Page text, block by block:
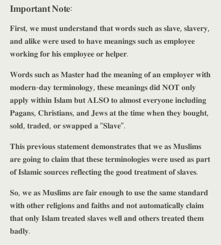
𝐈𝐦𝐩𝐨𝐫𝐭𝐚𝐧𝐭 𝐍𝐨𝐭𝐞:
𝐅𝐢𝐫𝐬𝐭, 𝐰𝐞 𝐦𝐮𝐬𝐭 𝐮𝐧𝐝𝐞𝐫𝐬𝐭𝐚𝐧𝐝 𝐭𝐡𝐚𝐭 𝐰𝐨𝐫𝐝𝐬 𝐬𝐮𝐜𝐡 𝐚𝐬 𝐬𝐥𝐚𝐯𝐞, 𝐬𝐥𝐚𝐯𝐞𝐫𝐲,
𝐚𝐧𝐝 𝐚𝐥𝐢𝐤𝐞 𝐰𝐞𝐫𝐞 𝐮𝐬𝐞𝐝 𝐭𝐨 𝐡𝐚𝐯𝐞 𝐦𝐞𝐚𝐧𝐢𝐧𝐠𝐬 𝐬𝐮𝐜𝐡 𝐚𝐬 𝐞𝐦𝐩𝐥𝐨𝐲𝐞𝐞
𝐰𝐨𝐫𝐤𝐢𝐧𝐠 𝐟𝐨𝐫 𝐡𝐢𝐬 𝐞𝐦𝐩𝐥𝐨𝐲𝐞𝐞 𝐨𝐫 𝐡𝐞𝐥𝐩𝐞𝐫.
𝐖𝐨𝐫𝐝𝐬 𝐬𝐮𝐜𝐡 𝐚𝐬 𝐌𝐚𝐬𝐭𝐞𝐫 𝐡𝐚𝐝 𝐭𝐡𝐞 𝐦𝐞𝐚𝐧𝐢𝐧𝐠 𝐨𝐟 𝐚𝐧 𝐞𝐦𝐩𝐥𝐨𝐲𝐞𝐫 𝐰𝐢𝐭𝐡
𝐦𝐨𝐝𝐞𝐫𝐧-𝐝𝐚𝐲 𝐭𝐞𝐫𝐦𝐢𝐧𝐨𝐥𝐨𝐠𝐲, 𝐭𝐡𝐞𝐬𝐞 𝐦𝐞𝐚𝐧𝐢𝐧𝐠𝐬 𝐝𝐢𝐝 𝐍𝐎𝐓 𝐨𝐧𝐥𝐲
𝐚𝐩𝐩𝐥𝐲 𝐰𝐢𝐭𝐡𝐢𝐧 𝐈𝐬𝐥𝐚𝐦 𝐛𝐮𝐭 𝐀𝐋𝐒𝐎 𝐭𝐨 𝐚𝐥𝐦𝐨𝐬𝐭 𝐞𝐯𝐞𝐫𝐲𝐨𝐧𝐞 𝐢𝐧𝐜𝐥𝐮𝐝𝐢𝐧𝐠
𝐏𝐚𝐠𝐚𝐧𝐬, 𝐂𝐡𝐫𝐢𝐬𝐭𝐢𝐚𝐧𝐬, 𝐚𝐧𝐝 𝐉𝐞𝐰𝐬 𝐚𝐭 𝐭𝐡𝐞 𝐭𝐢𝐦𝐞 𝐰𝐡𝐞𝐧 𝐭𝐡𝐞𝐲 𝐛𝐨𝐮𝐠𝐡𝐭,
𝐬𝐨𝐥𝐝, 𝐭𝐫𝐚𝐝𝐞𝐝, 𝐨𝐫 𝐬𝐰𝐚𝐩𝐩𝐞𝐝 𝐚 “𝐒𝐥𝐚𝐯𝐞”.
𝐓𝐡𝐢𝐬 𝐩𝐫𝐞𝐯𝐢𝐨𝐮𝐬 𝐬𝐭𝐚𝐭𝐞𝐦𝐞𝐧𝐭 𝐝𝐞𝐦𝐨𝐧𝐬𝐭𝐫𝐚𝐭𝐞𝐬 𝐭𝐡𝐚𝐭 𝐰𝐞 𝐚𝐬 𝐌𝐮𝐬𝐥𝐢𝐦𝐬
𝐚𝐫𝐞 𝐠𝐨𝐢𝐧𝐠 𝐭𝐨 𝐜𝐥𝐚𝐢𝐦 𝐭𝐡𝐚𝐭 𝐭𝐡𝐞𝐬𝐞 𝐭𝐞𝐫𝐦𝐢𝐧𝐨𝐥𝐨𝐠𝐢𝐞𝐬 𝐰𝐞𝐫𝐞 𝐮𝐬𝐞𝐝 𝐚𝐬 𝐩𝐚𝐫𝐭
𝐨𝐟 𝐈𝐬𝐥𝐚𝐦𝐢𝐜 𝐬𝐨𝐮𝐫𝐜𝐞𝐬 𝐫𝐞𝐟𝐥𝐞𝐜𝐭𝐢𝐧𝐠 𝐭𝐡𝐞 𝐠𝐨𝐨𝐝 𝐭𝐫𝐞𝐚𝐭𝐦𝐞𝐧𝐭 𝐨𝐟 𝐬𝐥𝐚𝐯𝐞𝐬.
𝐒𝐨, 𝐰𝐞 𝐚𝐬 𝐌𝐮𝐬𝐥𝐢𝐦𝐬 𝐚𝐫𝐞 𝐟𝐚𝐢𝐫 𝐞𝐧𝐨𝐮𝐠𝐡 𝐭𝐨 𝐮𝐬𝐞 𝐭𝐡𝐞 𝐬𝐚𝐦𝐞 𝐬𝐭𝐚𝐧𝐝𝐚𝐫𝐝
𝐰𝐢𝐭𝐡 𝐨𝐭𝐡𝐞𝐫 𝐫𝐞𝐥𝐢𝐠𝐢𝐨𝐧𝐬 𝐚𝐧𝐝 𝐟𝐚𝐢𝐭𝐡𝐬 𝐚𝐧𝐝 𝐧𝐨𝐭 𝐚𝐮𝐭𝐨𝐦𝐚𝐭𝐢𝐜𝐚𝐥𝐥𝐲 𝐜𝐥𝐚𝐢𝐦
𝐭𝐡𝐚𝐭 𝐨𝐧𝐥𝐲 𝐈𝐬𝐥𝐚𝐦 𝐭𝐫𝐞𝐚𝐭𝐞𝐝 𝐬𝐥𝐚𝐯𝐞𝐬 𝐰𝐞𝐥𝐥 𝐚𝐧𝐝 𝐨𝐭𝐡𝐞𝐫𝐬 𝐭𝐫𝐞𝐚𝐭𝐞𝐝 𝐭𝐡𝐞𝐦
𝐛𝐚𝐝𝐥𝐲.